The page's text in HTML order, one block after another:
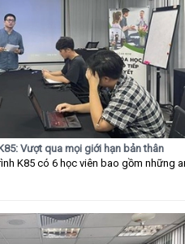
Vượt qua mọi giới hạn bản thân
K85 có 6 học viên bao gồm những